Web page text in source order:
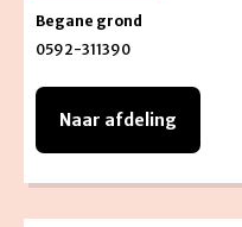
0592-311390
Begane grond
Naar afdeling